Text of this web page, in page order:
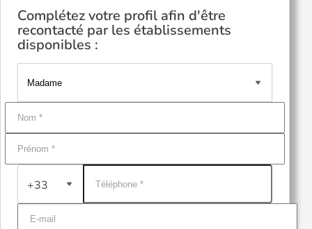
Complétez votre profil afin d'être
recontacté par les établissements
disponibles :
+33